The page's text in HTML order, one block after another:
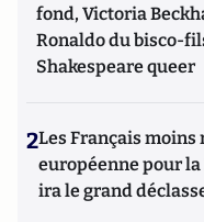
fond, Victoria
Ronaldo du bisco-
Shakespeare queer
2Les Français moins
européenne pour
ira le grand